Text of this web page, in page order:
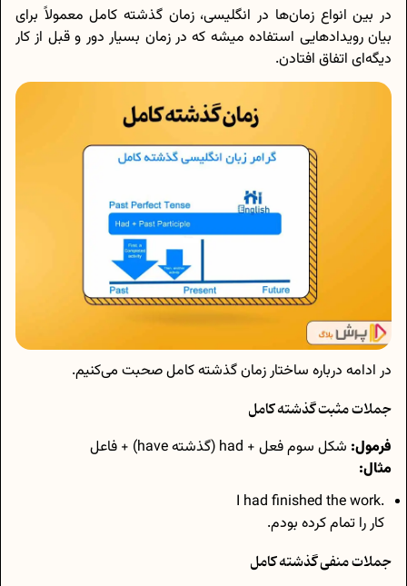
در بین انواع زمان‌ها در انگلیسی، زمان گذشته کامل معمولاً برای
بیان رویدادهایی استفاده میشه که در زمان بسیار دور و قبل از کار
دیگه‌ای اتفاق افتادن.
در ادامه درباره ساختار زمان گذشته کامل صحبت می‌کنیم.
جملات مثبت گذشته کامل
فرمول: شکل سوم فعل + had (گذشته‌‌ have) + فاعل
مثال:
.I had finished the work
کار را تمام کرده بودم.
جملات منفی گذشته کامل